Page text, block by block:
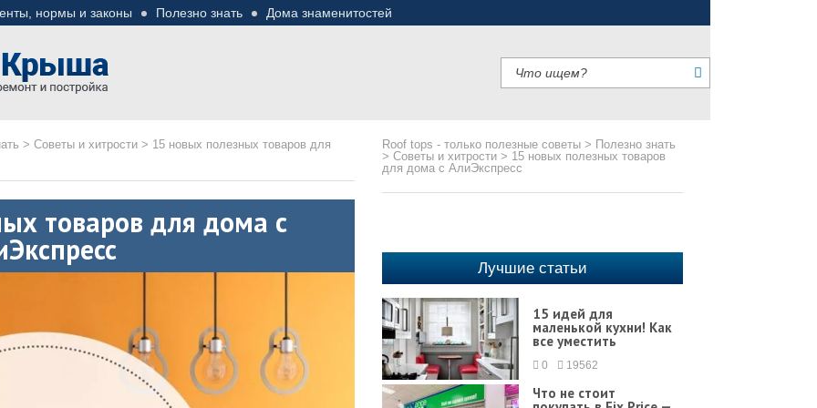
нормы и законы Полезно знать Дома знаменитостей
> Советы и хитрости > 15 новых полезных товаров для
товаров для дома с
Roof tops - только полезные советы > Полезно знать
> Советы и хитрости > 15 новых полезных товаров
для дома с АлиЭкспресс
Лучшие статьи
15 идей для
маленькой кухни! Как
все уместить
0 19562
Что не стоит